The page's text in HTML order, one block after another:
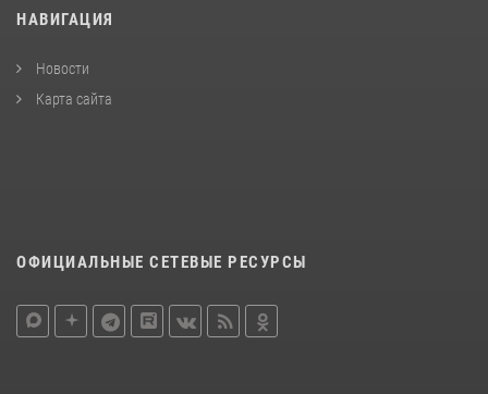
НАВИГАЦИЯ
Новости
Карта сайта
ОФИЦИАЛЬНЫЕ СЕТЕВЫЕ РЕСУРСЫ